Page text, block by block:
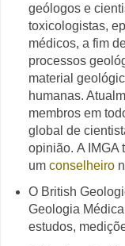
geólogos e
toxicologistas,
médicos, a fim
processos
material
humanas.
membros em
global de
opinião. A IMGA
um conselheiro
O British
Geologia
estudos,